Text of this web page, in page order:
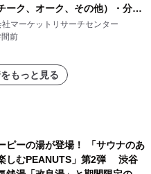
ーク、オーク、その他）・分析
トを発表
社マーケットリサーチセンター
前
もっと見る
ピーの湯が登場！ 「サウナのあ
しむPEANUTS」第2弾 渋谷